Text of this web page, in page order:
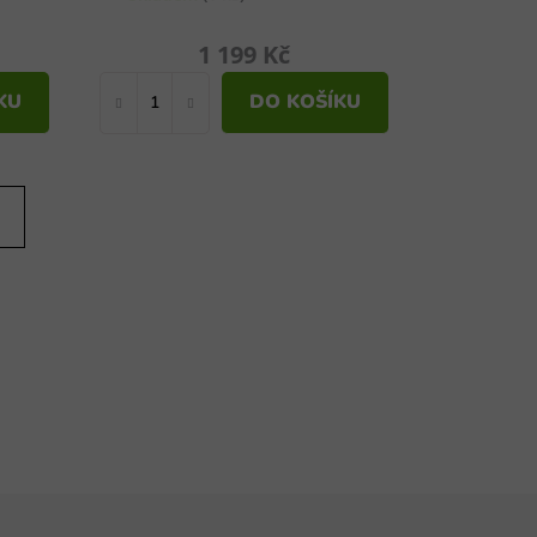
1 199 Kč
DO KOŠÍKU